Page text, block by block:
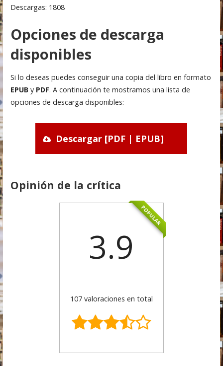
Descargas: 1808
Opciones de descarga
disponibles
Si lo deseas puedes conseguir una copia del libro en formato
EPUBy PDF. A continuación te mostramos una lista de
opciones de descarga disponibles:
Descargar [PDF | EPUB]
Opinión de la crítica
POPULAR
3.9
107 valoraciones en total